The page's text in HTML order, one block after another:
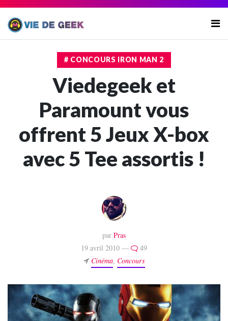
# CONCOURS IRON MAN 2
Viedegeek et
Paramount vous
offrent 5 Jeux X-box
avec 5 Tee assortis !
par Pras
19 avril 2010 —
49
Cinéma, Concours